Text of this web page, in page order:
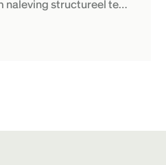
naleving structureel te